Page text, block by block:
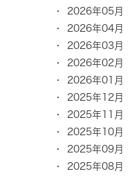
2026年05月
2026年04月
2026年03月
2026年02月
2026年01月
2025年12月
2025年11月
2025年10月
2025年09月
2025年08月